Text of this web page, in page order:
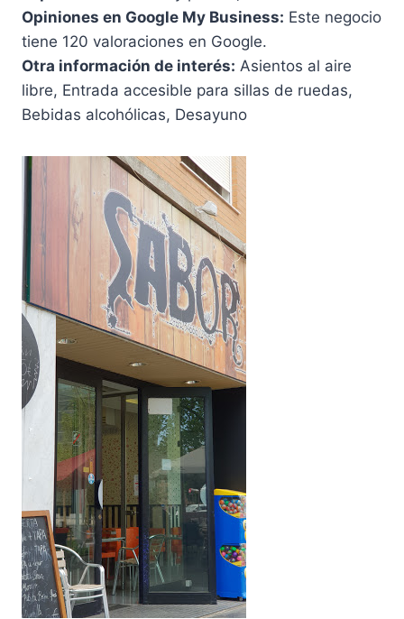
Opiniones en Google My Business: Este negocio
tiene 120 valoraciones en Google.
Otra información de interés: Asientos al aire
libre, Entrada accesible para sillas de ruedas,
Bebidas alcohólicas, Desayuno